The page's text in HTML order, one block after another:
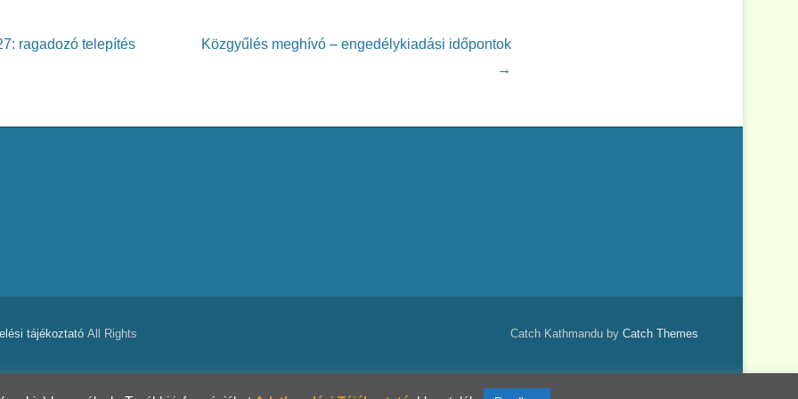
ragadozó telepítés
Közgyűlés meghívó – engedélykiadási időpontok
→
tájékoztató All Rights
Catch Kathmandu by Catch Themes